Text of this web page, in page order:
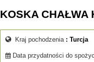
KOSKA CHAŁWA
Kraj pochodzenia: Turcja
Data przydatności do